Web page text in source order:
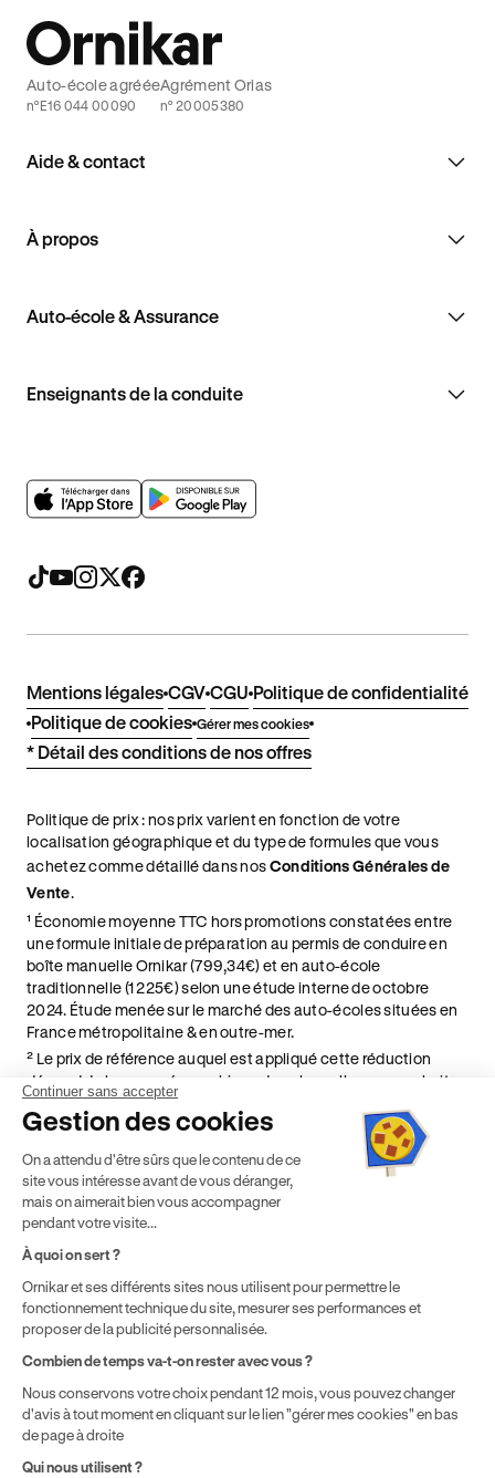
Aide & contact
À propos
Auto-école & Assurance
Enseignants de la conduite
Auto-école agréée
n°E16 044 00090
Agrément Orias
n° 20005380
Mentions légales CGV CGU Politique de confidentialité
Politique de cookies Gérer mes cookies
* Détail des conditions de nos offres
Politique de prix : nos prix varient en fonction de votre
localisation géographique et du type de formules que vous
achetez comme détaillé dans nosConditions Générales de
Vente.
¹ Économie moyenne TTC hors promotions constatées entre
une formule initiale de préparation au permis de conduire en
boîte manuelle Ornikar (799,34€) et en auto-école
traditionnelle (1 225€) selon une étude interne de octobre
2024. Étude menée sur le marché des auto-écoles situées en
France métropolitaine & en outre-mer.
² Le prix de référence auquel est appliqué cette réduction
dépend de la zone géographique dans laquelle vous souhaitez
effectuer vos heures de conduite conformément à l'Article 6
de nos Conditions Générales de Vente
⁵ Montant du financement CPF variable selon les droits acquis
par chaque bénéficiaire. Exemple donné pour un titulaire
disposant de 500 € de droits CPF. Le reste à charge dépend du
solde disponible sur le Compte Personnel de Formation et du
Continuer sans accepter
Gestion des cookies
On a attendu d'être sûrs que le contenu de ce
site vous intéresse avant de vous déranger,
mais on aimerait bien vous accompagner
pendant votre visite...
À quoi on sert ?
Ornikar et ses différents sites nous utilisent pour permettre le
fonctionnement technique du site, mesurer ses performances et
proposer de la publicité personnalisée.
Combien de temps va-t-on rester avec vous ?
Nous conservons votre choix pendant 12 mois, vous pouvez changer
d'avis à tout moment en cliquant sur le lien "gérer mes cookies" en bas
de page à droite
Qui nous utilisent ?